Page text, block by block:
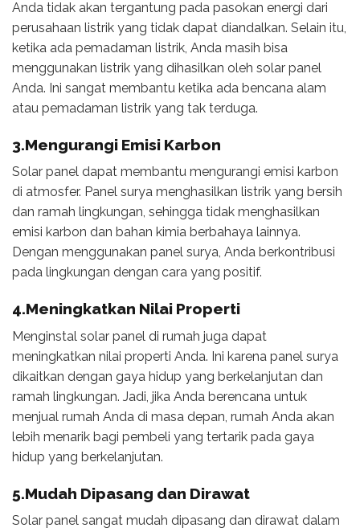
Anda tidak akan tergantung pada pasokan energi dari
perusahaan listrik yang tidak dapat diandalkan. Selain itu,
ketika ada pemadaman listrik, Anda masih bisa
menggunakan listrik yang dihasilkan oleh solar panel
Anda. Ini sangat membantu ketika ada bencana alam
atau pemadaman listrik yang tak terduga.
3.Mengurangi Emisi Karbon
Solar panel dapat membantu mengurangi emisi karbon
di atmosfer. Panel surya menghasilkan listrik yang bersih
dan ramah lingkungan, sehingga tidak menghasilkan
emisi karbon dan bahan kimia berbahaya lainnya.
Dengan menggunakan panel surya, Anda berkontribusi
pada lingkungan dengan cara yang positif.
4.Meningkatkan Nilai Properti
Menginstal solar panel di rumah juga dapat
meningkatkan nilai properti Anda. Ini karena panel surya
dikaitkan dengan gaya hidup yang berkelanjutan dan
ramah lingkungan. Jadi, jika Anda berencana untuk
menjual rumah Anda di masa depan, rumah Anda akan
lebih menarik bagi pembeli yang tertarik pada gaya
hidup yang berkelanjutan.
5.Mudah Dipasang dan Dirawat
Solar panel sangat mudah dipasang dan dirawat dalam